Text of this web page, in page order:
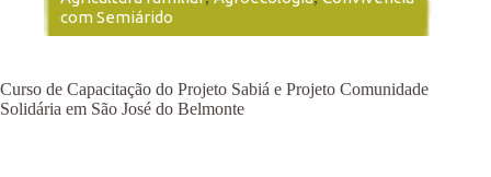
com Semiárido
Curso de Capacitação do Projeto Sabiá e Projeto Comunidade
Solidária em São José do Belmonte